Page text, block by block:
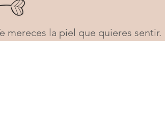
mereces la piel que quieres sentir.